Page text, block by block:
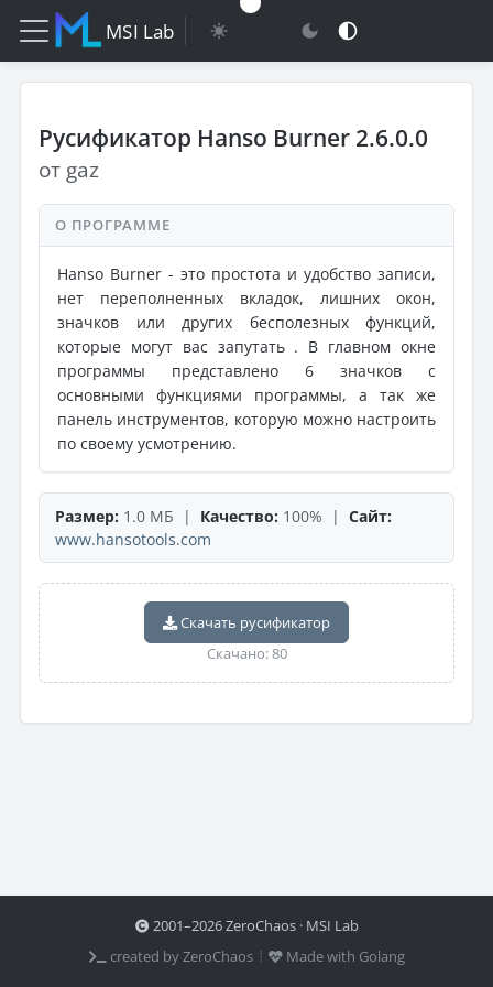
MSI Lab
Русификатор Hanso Burner 2.6.0.0
от gaz
О ПРОГРАММЕ
Hanso Burner - это простота и удобство записи,
нет переполненных вкладок, лишних окон,
значков или других бесполезных функций,
которые могут вас запутать . В главном окне
программы представлено 6 значков с
основными функциями программы, а так же
панель инструментов, которую можно настроить
по своему усмотрению.
Размер: 1.0 МБ | Качество: 100% | Сайт:
www.hansotools.com
Скачать русификатор
Скачано: 80
2001–2026 ZeroChaos · MSI Lab
created by ZeroChaos ⦙
Made with Golang